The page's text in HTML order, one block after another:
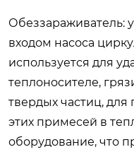
Обеззараживатель:
входом насоса
используется для
теплоносителе,
твердых частиц,
этих примесей в
оборудование, что